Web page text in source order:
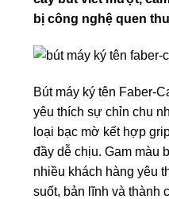
bị công nghệ quen
Bút máy ký tên Faber-
yêu thích sự chỉn chu
loại bạc mờ kết hợp
đầy dễ chịu. Gam màu
nhiều khách hàng yêu
suốt, bản lĩnh và thành